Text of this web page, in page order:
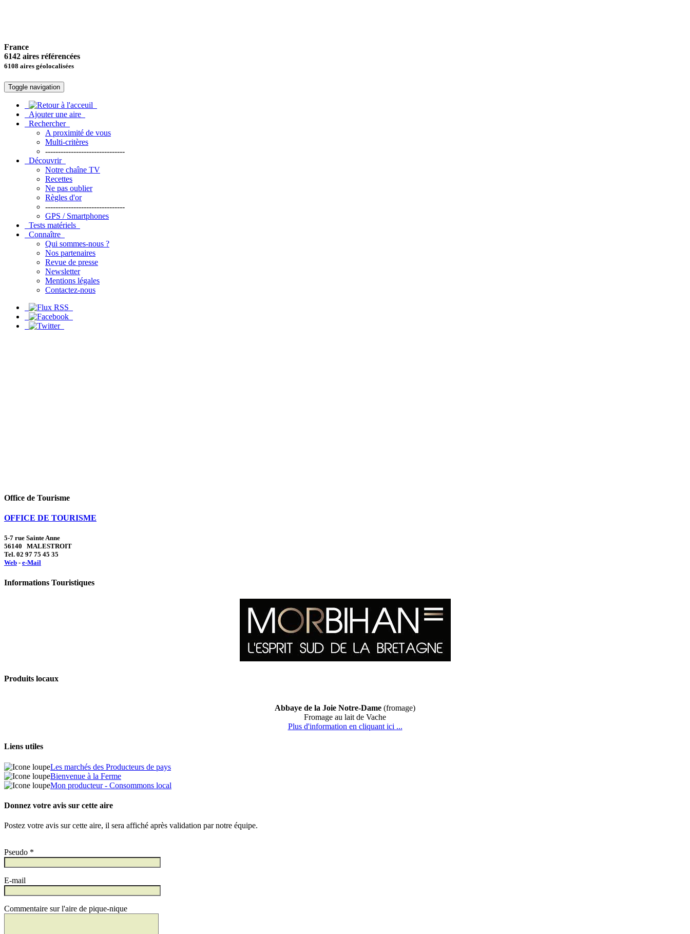
France
6142 aires référencées
6108 aires géolocalisées
Toggle navigation
Ajouter une aire
Rechercher
A proximité de vous
Multi-critères
-------------------------------
Découvrir
Notre chaîne TV
Recettes
Ne pas oublier
Règles d'or
-------------------------------
GPS / Smartphones
Tests matériels
Connaître
Qui sommes-nous ?
Nos partenaires
Revue de presse
Newsletter
Mentions légales
Contactez-nous
Office de Tourisme
OFFICE DE TOURISME
5-7 rue Sainte Anne
56140 MALESTROIT
Tel. 02 97 75 45 35
Web - e-Mail
Informations Touristiques
Produits locaux
Abbaye de la Joie Notre-Dame (fromage)
Fromage au lait de Vache
Plus d'information en cliquant ici ...
Liens utiles
Les marchés des Producteurs de pays
Bienvenue à la Ferme
Mon producteur - Consommons local
Donnez votre avis sur cette aire
Postez votre avis sur cette aire, il sera affiché après validation par notre équipe.
Pseudo *
E-mail
Commentaire sur l'aire de pique-nique